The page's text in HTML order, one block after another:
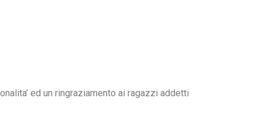
ed un ringraziamento ai ragazzi addetti